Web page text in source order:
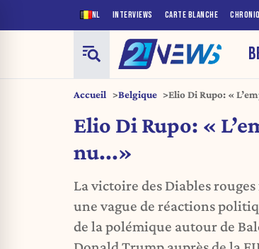
NL INTERVIEWS CARTE BLANCHE
Accueil Belgique Elio Di Rupo: «
Elio Di Rupo: «
nu...»
La victoire des Diables
une vague de réactions
de la polémique autour de